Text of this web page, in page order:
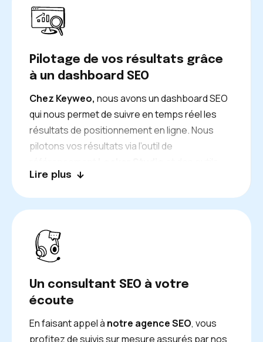
sera bien plus simple
Pilotage de vos résultats grâce
à un dashboard SEO
Chez Keyweo, nous avons un dashboard SEO
qui nous permet de suivre en temps réel les
résultats de positionnement en ligne. Nous
pilotons vos résultats via l’outil de
que nous créons sur mesure. Grâce à ces
vous fournissons un rapport détaillé, car nous
Ainsi, vous pourrez vérifier en temps réel
l’efficacité de nos stratégies sur votre activité
Lire plus
Un consultant SEO à votre
écoute
En faisant appel à notre agence SEO, vous
profitez de suivis sur mesure assurés par nos